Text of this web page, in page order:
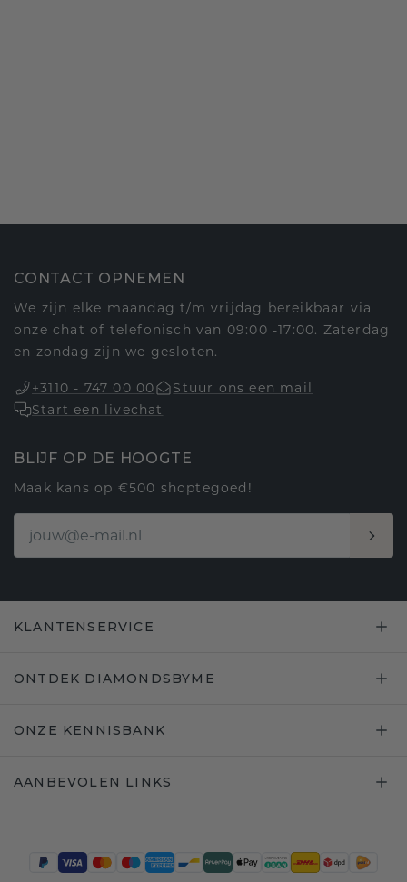
CONTACT OPNEMEN
We zijn elke maandag t/m vrijdag bereikbaar via
onze chat of telefonisch van 09:00 -17:00. Zaterdag
en zondag zijn we gesloten.
+3110 - 747 00 00
Stuur ons een mail
Start een livechat
BLIJF OP DE HOOGTE
Maak kans op €500 shoptegoed!
KLANTENSERVICE
ONTDEK DIAMONDSBYME
ONZE KENNISBANK
AANBEVOLEN LINKS